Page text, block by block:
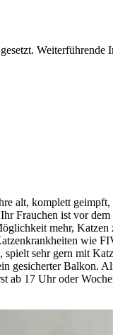
Weiterführende
alt, komplett
Frauchen ist vor
mehr,
wie
sehr gern mit
Balkon.
17 Uhr oder